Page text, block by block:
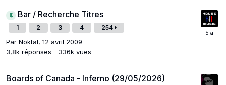
Bar / Recherche Titres
1 2 3 4 254
Par Noktal, 12 avril 2009
3,8k réponses 336k vues
Boards of Canada - Inferno (29/05/2026)